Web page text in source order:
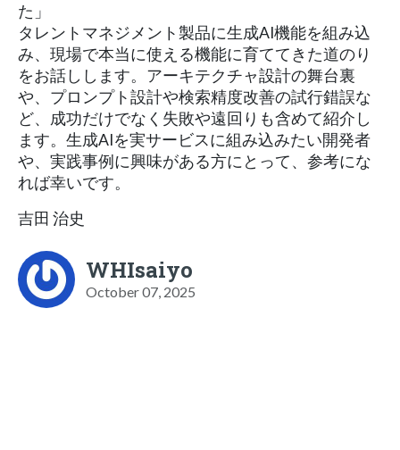
た」
タレントマネジメント製品に生成AI機能を組み込
み、現場で本当に使える機能に育ててきた道のり
をお話しします。アーキテクチャ設計の舞台裏
や、プロンプト設計や検索精度改善の試行錯誤な
ど、成功だけでなく失敗や遠回りも含めて紹介し
ます。生成AIを実サービスに組み込みたい開発者
や、実践事例に興味がある方にとって、参考にな
れば幸いです。
吉田 治史
WHIsaiyo
October 07, 2025